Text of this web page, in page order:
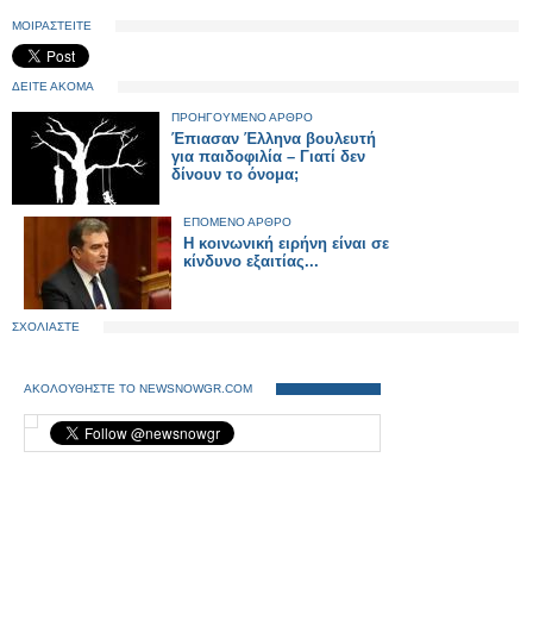
ΜΟΙΡΑΣΤΕΙΤΕ
ΔΕΙΤΕ ΑΚΟΜΑ
ΠΡΟΗΓΟΥΜΕΝΟ ΑΡΘΡΟ
Έπιασαν Έλληνα βουλευτή
για παιδοφιλία – Γιατί δεν
δίνουν το όνομα;
ΕΠΟΜΕΝΟ ΑΡΘΡΟ
Η κοινωνική ειρήνη είναι σε
κίνδυνο εξαιτίας...
ΣΧΟΛΙΑΣΤΕ
ΑΚΟΛΟΥΘΗΣΤΕ ΤΟ NEWSNOWGR.COM